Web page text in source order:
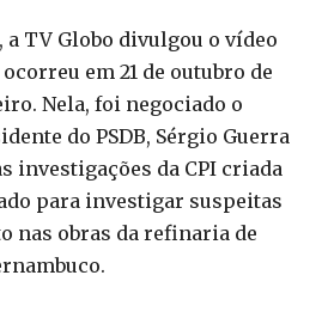
a TV Globo divulgou o vídeo
em 21 de outubro de
Nela, foi negociado o
do PSDB, Sérgio Guerra
investigações da CPI criada
para investigar suspeitas
nas obras da refinaria de